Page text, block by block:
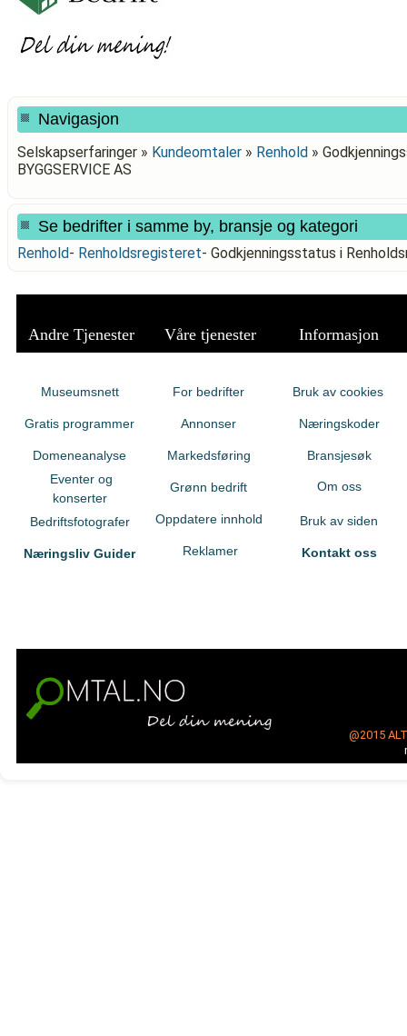
Navigasjon
Selskapserfaringer » Kundeomtaler » Renhold »
BYGGSERVICE AS
Se bedrifter i samme by, bransje og kategori
Renhold- Renholdsregisteret- Godkjenningsstatus i
Andre Tjenester Våre tjenester Informasjon
Museumsnett
Gratis programmer
Domeneanalyse
Eventer og
konserter
Bedriftsfotografer
Næringsliv Guider
For bedrifter
Annonser
Markedsføring
Grønn bedrift
Oppdatere innhold
Reklamer
Bruk av cookies
Næringskoder
Bransjesøk
Om oss
Bruk av siden
Kontakt oss
@2015